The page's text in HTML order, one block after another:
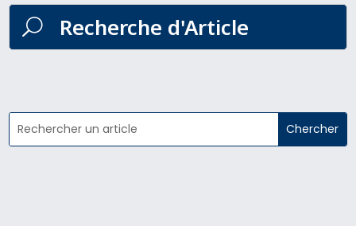
U Recherche d'Article